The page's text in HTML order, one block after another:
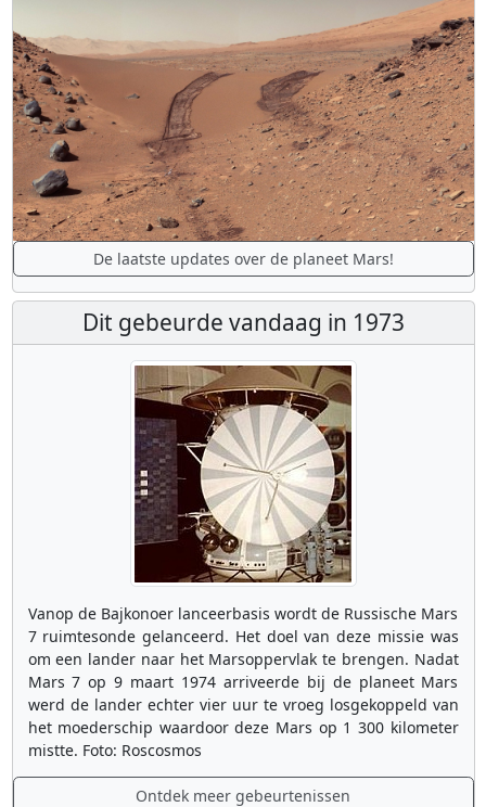
De laatste updates over de planeet Mars!
Dit gebeurde vandaag in 1973
Vanop de Bajkonoer lanceerbasis wordt de Russische Mars
7 ruimtesonde gelanceerd. Het doel van deze missie was
om een lander naar het Marsoppervlak te brengen. Nadat
Mars 7 op 9 maart 1974 arriveerde bij de planeet Mars
werd de lander echter vier uur te vroeg losgekoppeld van
het moederschip waardoor deze Mars op 1 300 kilometer
mistte. Foto: Roscosmos
Ontdek meer gebeurtenissen